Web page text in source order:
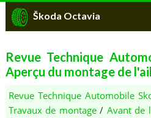
Škoda Octavia
Revue Technique
Aperçu du montage de
Revue Technique Automobile
Travaux de montage/ Avant de